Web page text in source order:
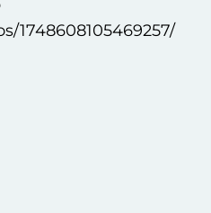
1748608105469257/